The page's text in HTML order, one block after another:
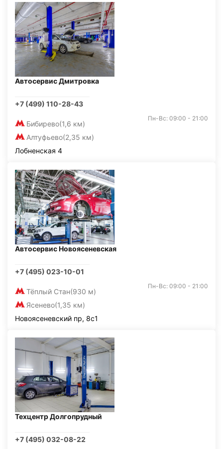
Автосервис Дмитровка
+7 (499) 110-28-43
Бибирево(1,6 км)
Алтуфьево(2,35 км)
Пн-Вс: 09:00 - 21:00
Лобненская 4
Автосервис Новоясеневская
+7 (495) 023-10-01
Тёплый Стан(930 м)
Ясенево(1,35 км)
Пн-Вс: 09:00 - 21:00
Новоясеневский пр, 8с1
Техцентр Долгопрудный
+7 (495) 032-08-22